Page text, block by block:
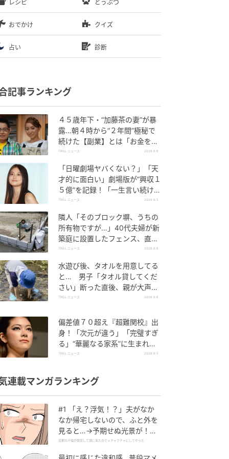
レシピ どうぶつ
おでかけ クイズ
占い 診断
記事ランキング
４５歳年下・“加藤茶の妻”が暴
露…朝４時から“２年間”極秘で
続けた【副業】とは「お金を稼
ぐのって大変」
TRILL ニュース 2026.8.6
「日曜劇場ヤバくない？」「天
才的に面白い」劇場版が“興収１
５億”を記録！「一生言い続け
る」放送後も続く“切望の声”
TRILL ニュース 2026.8.5
隣人「そのブロック塀、うちの
所有物ですが…」40代夫婦が新
築庭に設置したフェンス、直後
に迫られた"顛末"
TRILL ニュース 2026.8.6
水遊び後、タオルを用意してる
と… 男子「タオル貸してくだ
さい」断った直後、親が大声で
放った一言に絶句
TRILL ニュース 2026.8.6
偏差値７０超え『超難関校』出
身！「次元が違う」「完璧すぎ
る」“華麗なる家系”に生まれた
【規格外の逸材】
TRILL ニュース 2026.8.5
連載マンガランキング
#1 「え？浮気！？」夫がなか
なか帰宅しないので、ふと外を
見ると…→予期せぬ光景が！｜
旦那の不倫が発覚して頭に来た
旦那の不倫が発覚して頭に来たのでメチャクチャにしてやった